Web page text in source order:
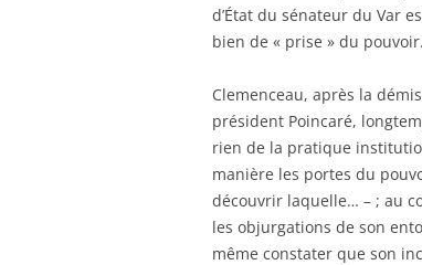
d’État du sénateur du Var
bien de « prise » du pouvoir.
Clemenceau, après la
président Poincaré,
rien de la pratique
manière les portes du
découvrir laquelle… – ; au
les objurgations de son
même constater que son